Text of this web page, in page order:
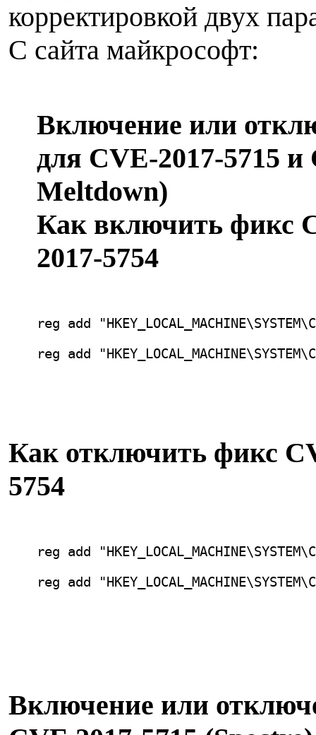
корректировкой двух
С сайта майкрософт:
Включение или
для CVE-2017-5715 и
Meltdown)
Как включить фикс
2017-5754
reg add
reg add
Как отключить фикс
5754
reg add
reg add
Включение или